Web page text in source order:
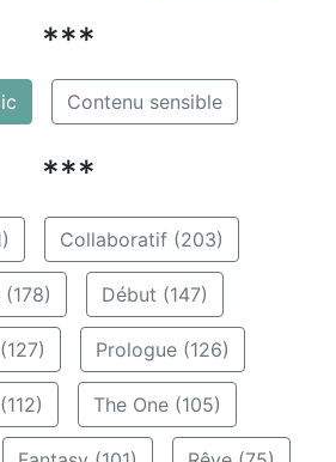
***
Contenu sensible
***
Collaboratif (203)
Début (147)
Prologue (126)
The One (105)